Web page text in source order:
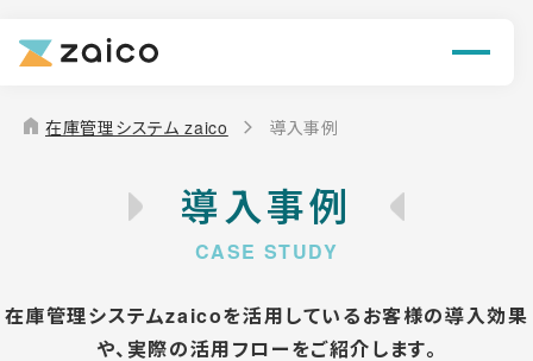
機能
home 在庫管理システム zaico 導入事例
導入事例
在庫管理システムzaicoを活用しているお客様の導入効果
や、 実際の活用フローをご紹介します。